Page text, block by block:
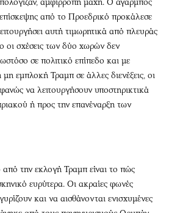
αμφίρροπη μάχη. Ο άγαρμπος
επίσκεψης από το Προεδρικό προκάλεσε
αυτή τιμωρητικά από πλευράς
οι σχέσεις των δύο χωρών δεν
σε πολιτικό επίπεδο και με
εμπλοκή Τραμπ σε άλλες διενέξεις, οι
να λειτουργήσουν υποστηρικτικά
ή προς την επανέναρξη των
την εκλογή Τραμπ είναι το πώς
ευρύτερα. Οι ακραίες φωνές
και να αισθάνονται ενισχυμένες